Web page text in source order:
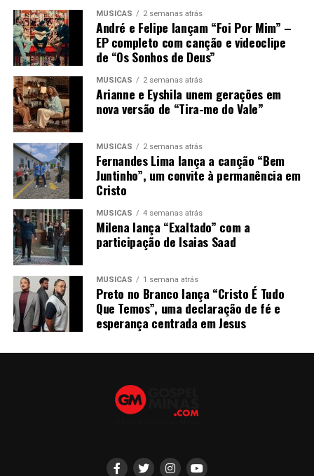
MÚSICAS 2 semanas atrás
André e Felipe lançam “Foi Por Mim” –
EP completo com canção e videoclipe
de “Os Sonhos de Deus”
MÚSICAS 2 semanas atrás
Arianne e Eyshila unem gerações em
nova versão de “Tira-me do Vale”
MÚSICAS 2 semanas atrás
Fernandes Lima lança a canção “Bem
Juntinho”, um convite à permanência em
Cristo
MÚSICAS 4 semanas atrás
Milena lança “Exaltado” com a
participação de Isaias Saad
MÚSICAS 1 semana atrás
Preto no Branco lança “Cristo É Tudo
Que Temos”, uma declaração de fé e
esperança centrada em Jesus